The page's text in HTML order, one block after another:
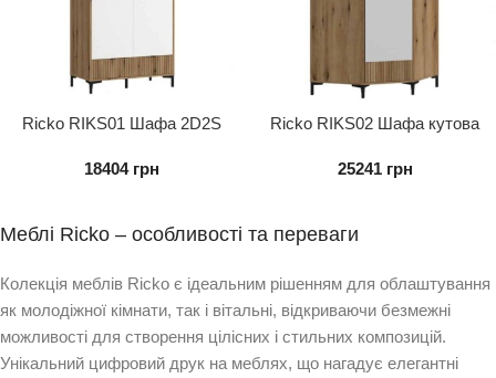
Ricko RIKS01 Шафа 2D2S
18404 грн
Ricko RIKS02 Шафа кутова
25241 грн
Меблі Ricko – особливості та переваги
Колекція меблів Ricko є ідеальним рішенням для облаштування
як молодіжної кімнати, так і вітальні, відкриваючи безмежні
можливості для створення цілісних і стильних композицій.
Унікальний цифровий друк на меблях, що нагадує елегантні